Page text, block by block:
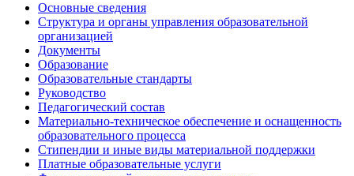
Основные сведения
Структура и органы управления образовательной
организацией
Документы
Образование
Образовательные стандарты
Руководство
Педагогический состав
Материально-техническое обеспечение и оснащенность
образовательного процесса
Стипендии и иные виды материальной поддержки
Платные образовательные услуги